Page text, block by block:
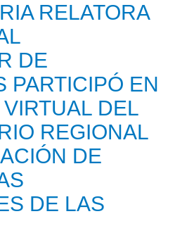
RELATORA
DE
PARTICIPÓ EN
DEL
REGIONAL
DE
DE LAS